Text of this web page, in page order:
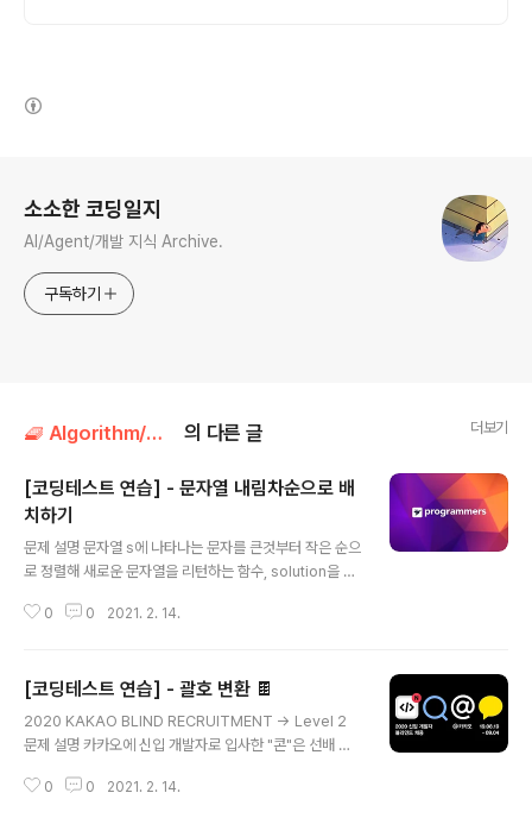
소소한 코딩일지
AI/Agent/개발 지식 Archive.
구독하기
🧇 Algorithm/프로그래머스 의 다른 글 더보기
[코딩테스트 연습] - 문자열 내림차순으로 배
치하기
문제 설명 문자열 s에 나타나는 문자를 큰것부터 작은 순으
로 정렬해 새로운 문자열을 리턴하는 함수, solution을 완
자는 소문자보다 작은 것으로 간주합니다. 제한 사항 str은
oin(sorted(s, reverse=True)) 아주 쉬운 문제 역순
정렬 활용
0 0 2021. 2. 14.
[코딩테스트 연습] - 괄호 변환 🍫
2020 KAKAO BLIND RECRUITMENT → Level 2
문제 설명 카카오에 신입 개발자로 입사한 "콘"은 선배 개
소스 코드를 분석하여 문제점을 발견하고 수정하라는 업무
0 0 2021. 2. 14.